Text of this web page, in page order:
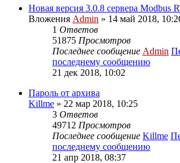
Новая версия 3.0.8 сервера Modbus
Вложения Admin » 14 май 2018,
1 Ответов
51875 Просмотров
Последнее сообщение Admin
последнему сообщению
21 дек 2018, 10:02
Пароль от архива
Killme » 22 мар 2018, 10:25
3 Ответов
49712 Просмотров
Последнее сообщение Killme
последнему сообщению
21 апр 2018, 08:37